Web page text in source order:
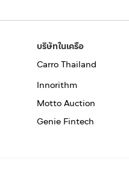
บริษัทในเครือ
Carro Thailand
Innorithm
Motto Auction
Genie Fintech